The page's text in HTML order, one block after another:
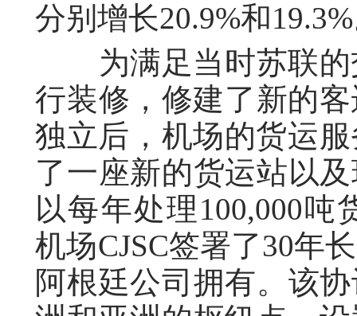
分别增长20.9%和
为满足当时苏联的
行装修，修建了新的
独立后，机场的货运
了一座新的货运站以
以每年处理100,000吨
机场CJSC签署了30年
阿根廷公司拥有。该